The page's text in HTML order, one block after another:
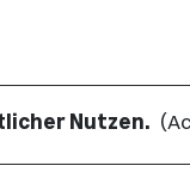
Nutzen.